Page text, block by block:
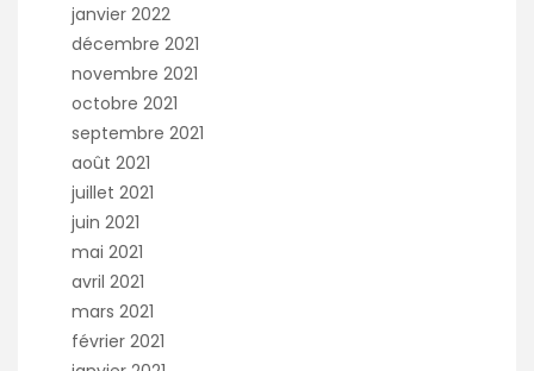
janvier 2022
décembre 2021
novembre 2021
octobre 2021
septembre 2021
août 2021
juillet 2021
juin 2021
mai 2021
avril 2021
mars 2021
février 2021